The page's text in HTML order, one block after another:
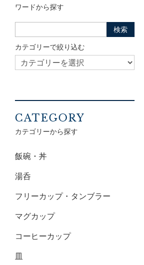
ワードから探す
カテゴリーで絞り込む
CATEGORY
カテゴリーから探す
飯碗・丼
湯呑
フリーカップ・タンブラー
マグカップ
コーヒーカップ
皿